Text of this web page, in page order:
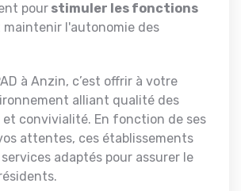
pour stimuler les fonctions
maintenir l'autonomie des
à Anzin, c’est offrir à votre
alliant qualité des
et convivialité. En fonction de ses
attentes, ces établissements
adaptés pour assurer le